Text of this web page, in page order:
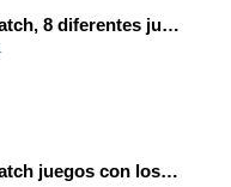
Programa con Scratch, 8 diferentes juegos para vivir la emoción de los partidos de España en el mundial 2026
Programa con Scratch juegos con los partidos del mundial 2026 ganados por España